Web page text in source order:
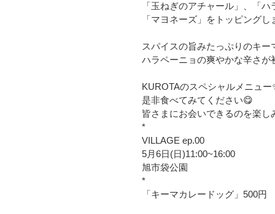
「玉ねぎのアチャール」、「
「マヨネーズ」をトッピングし
スパイスの旨みたっぷりのキー
ハラペーニョの爽やかな辛さが
KUROTAのスペシャルメニュー
是非食べてみてください😋
皆さまにお会いできるのを楽し
*
VILLAGE ep.00
5月6日(日)11:00~16:00
旭市袋公園
*
「キーマカレードッグ」500円